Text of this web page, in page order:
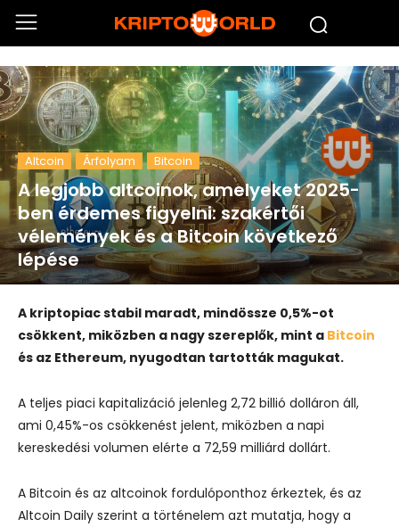
Altcoin Árfolyam Bitcoin
A legjobb altcoinok, amelyeket 2025-
ben érdemes figyelni: szakértői
vélemények és a Bitcoin következő
lépése
A kriptopiac stabil maradt, mindössze 0,5%-ot
csökkent, miközben a nagy szereplők, mint a Bitcoin
és az Ethereum, nyugodtan tartották magukat.
A teljes piaci kapitalizáció jelenleg 2,72 billió dolláron áll,
ami 0,45%-os csökkenést jelent, miközben a napi
kereskedési volumen elérte a 72,59 milliárd dollárt.
A Bitcoin és az altcoinok fordulóponthoz érkeztek, és az
Altcoin Daily szerint a történelem azt mutatja, hogy a